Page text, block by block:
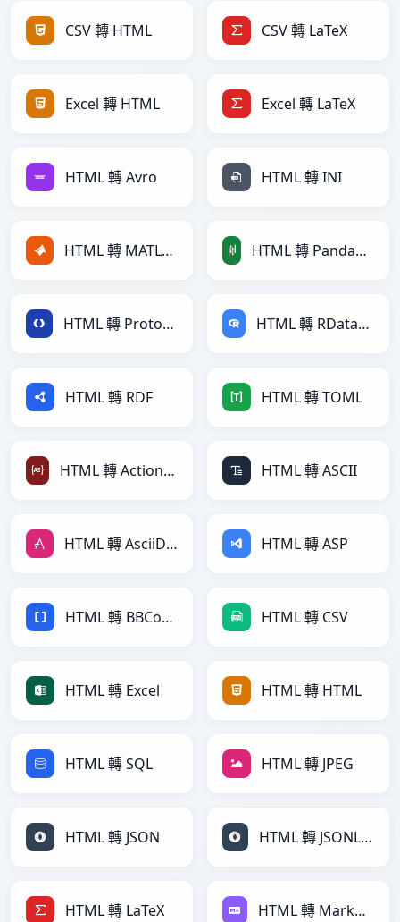
CSV 轉 HTML CSV 轉 LaTeX
Excel 轉 HTML Excel 轉 LaTeX
HTML 轉 Avro HTML 轉 INI
HTML 轉 MATLAB HTML 轉 PandasDataFrame
HTML 轉 Protobuf HTML 轉 RDataFrame
HTML 轉 RDF HTML 轉 TOML
HTML 轉 ActionScript HTML 轉 ASCII
HTML 轉 AsciiDoc HTML 轉 ASP
HTML 轉 BBCode HTML 轉 CSV
HTML 轉 Excel HTML 轉 HTML
HTML 轉 SQL HTML 轉 JPEG
HTML 轉 JSON HTML 轉 JSONLines
HTML 轉 LaTeX HTML 轉 Markdown